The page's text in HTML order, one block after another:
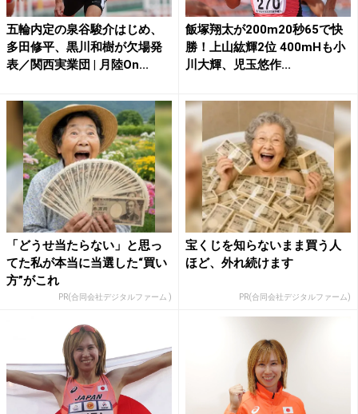
五輪内定の泉谷駿介はじめ、
多田修平、黒川和樹が欠場発
表／関西実業団 | 月陸On...
飯塚翔太が200m20秒65で快
勝！上山紘輝2位 400mHも小
川大輝、児玉悠作...
「どうせ当たらない」と思っ
てた私が本当に当選した“買い
方”がこれ
PR(合同会社デジタルファーム )
宝くじを知らないまま買う人
ほど、外れ続けます
PR(合同会社デジタルファーム)